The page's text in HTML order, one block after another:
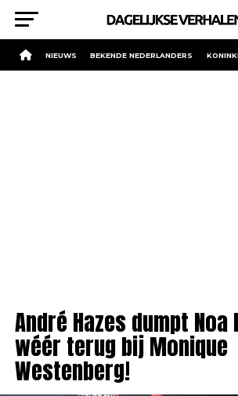
NIEUWS BEKENDE NEDERLANDERS
André Hazes dumpt
wéér terug bij Monique
Westenberg!